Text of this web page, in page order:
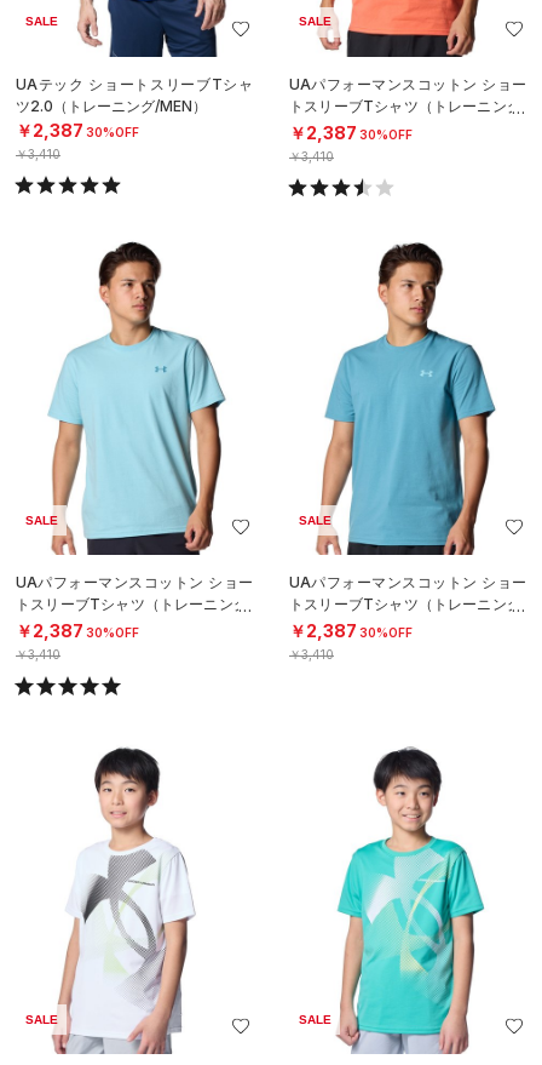
SALE
UAテック ショートスリーブTシャ
ツ2.0（トレーニング/MEN）
￥2,387 30%OFF
￥3,410
SALE
UAパフォーマンスコットン ショー
トスリーブTシャツ（トレーニング/
MEN）
￥2,387 30%OFF
￥3,410
SALE
UAパフォーマンスコットン ショー
トスリーブTシャツ（トレーニング/
MEN）
￥2,387 30%OFF
￥3,410
SALE
UAパフォーマンスコットン ショー
トスリーブTシャツ（トレーニング/
MEN）
￥2,387 30%OFF
￥3,410
SALE SALE